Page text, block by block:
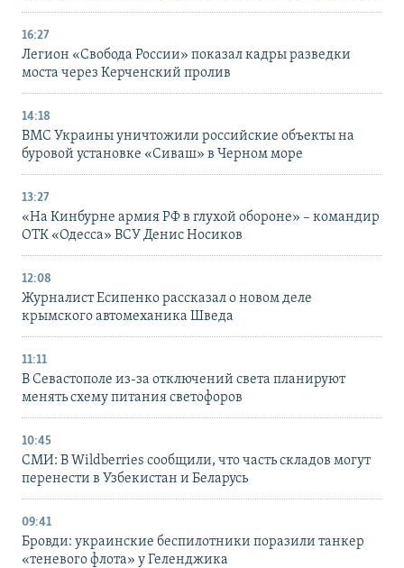
16:27
Легион «Свобода России» показал кадры разведки
моста через Керченский пролив
14:18
ВМС Украины уничтожили российские объекты на
буровой установке «Сиваш» в Черном море
13:27
«На Кинбурне армия РФ в глухой обороне» – командир
ОТК «Одесса» ВСУ Денис Носиков
12:08
Журналист Есипенко рассказал о новом деле
крымского автомеханика Шведа
11:11
В Севастополе из-за отключений света планируют
менять схему питания светофоров
10:45
СМИ: В Wildberries сообщили, что часть складов могут
перенести в Узбекистан и Беларусь
09:41
Бровди: украинские беспилотники поразили танкер
«теневого флота» у Геленджика